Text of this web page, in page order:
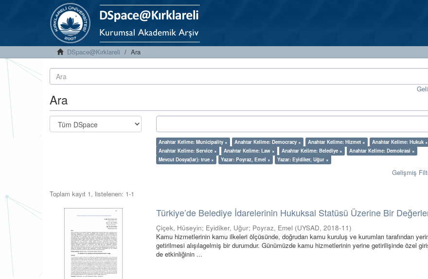
DSpace@Kırklareli Ara
Ara
Anahtar Kelime: Municipality × Anahtar Kelime: Democracy × Anahtar Kelime: Hizmet ×
Anahtar Kelime: Hukuk ×
Anahtar Kelime: Service ×
Anahtar Kelime: Law × Anahtar Kelime: Belediye ×
Anahtar Kelime: Demokrasi ×
Mevcut Dosya(lar): true ×
Yazar: Poyraz, Emel × Yazar: Eyidiker, Uğur ×
Gelişmiş
Toplam kayıt 1, listelenen: 1-1
Türkiye’de Belediye İdarelerinin Hukuksal Statüsü Üzerine Bir
Çiçek, Hüseyin; Eyidiker, Uğur; Poyraz, Emel (UYSAD,2018-11)
Kamu hizmetlerinin kamu ilkeleri ölçüsünde, doğrudan kamu kuruluş ve kurumları tarafından
getirilmesi alışılagelmiş bir durumdur. Günümüzde kamu hizmetlerinin yerine getirilişinde özel
de etkinliğinin ...